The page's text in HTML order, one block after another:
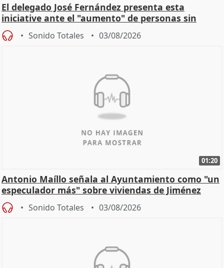
El delegado José Fernández presenta esta
iniciative ante el "aumento" de personas sin
hogar en Madri
Sonido Totales 03/08/2026
01:20
Antonio Maíllo señala al Ayuntamiento como "un
especulador más" sobre viviendas de Jiménez
Becerril
Sonido Totales 03/08/2026